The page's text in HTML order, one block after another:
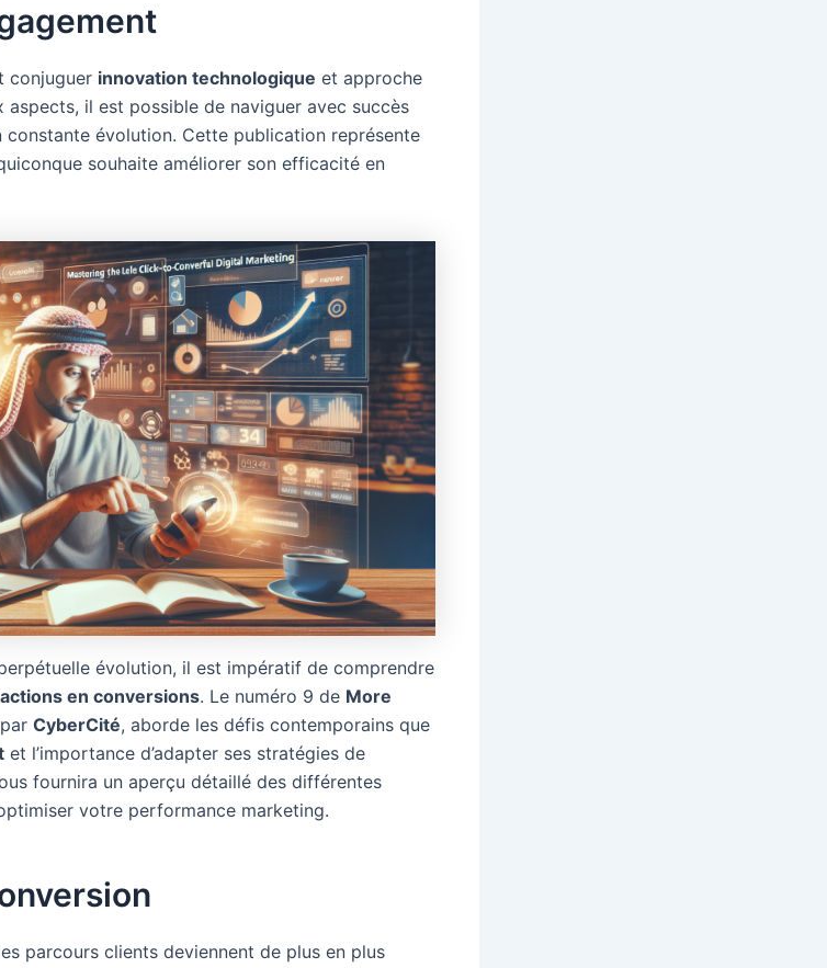
conjuguer innovation technologique et approche
aspects, il est possible de naviguer avec succès
constante évolution. Cette publication représente
souhaite améliorer son efficacité en
évolution, il est impératif de comprendre
en conversions. Le numéro 9 de More
CyberCité, aborde les défis contemporains que
et l’importance d’adapter ses stratégies de
fournira un aperçu détaillé des différentes
votre performance marketing.
parcours clients deviennent de plus en plus